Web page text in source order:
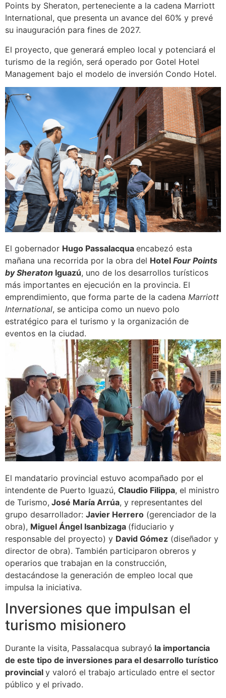
Points by Sheraton, perteneciente a la cadena Marriott
International, que presenta un avance del 60% y prevé
su inauguración para fines de 2027.
El proyecto, que generará empleo local y potenciará el
turismo de la región, será operado por Gotel Hotel
Management bajo el modelo de inversión Condo Hotel.
El gobernador Hugo Passalacqua encabezó esta
mañana una recorrida por la obra del Hotel Four Points
by Sheraton Iguazú, uno de los desarrollos turísticos
más importantes en ejecución en la provincia. El
emprendimiento, que forma parte de la cadena Marriott
International, se anticipa como un nuevo polo
estratégico para el turismo y la organización de
eventos en la ciudad.
El mandatario provincial estuvo acompañado por el
intendente de Puerto Iguazú, Claudio Filippa, el ministro
de Turismo, José María Arrúa, y representantes del
grupo desarrollador: Javier Herrero (gerenciador de la
obra), Miguel Ángel Isanbizaga (fiduciario y
responsable del proyecto) y David Gómez (diseñador y
director de obra). También participaron obreros y
operarios que trabajan en la construcción,
destacándose la generación de empleo local que
impulsa la iniciativa.
Inversiones que impulsan el
turismo misionero
Durante la visita, Passalacqua subrayó la importancia
de este tipo de inversiones para el desarrollo turístico
provincial y valoró el trabajo articulado entre el sector
público y el privado.